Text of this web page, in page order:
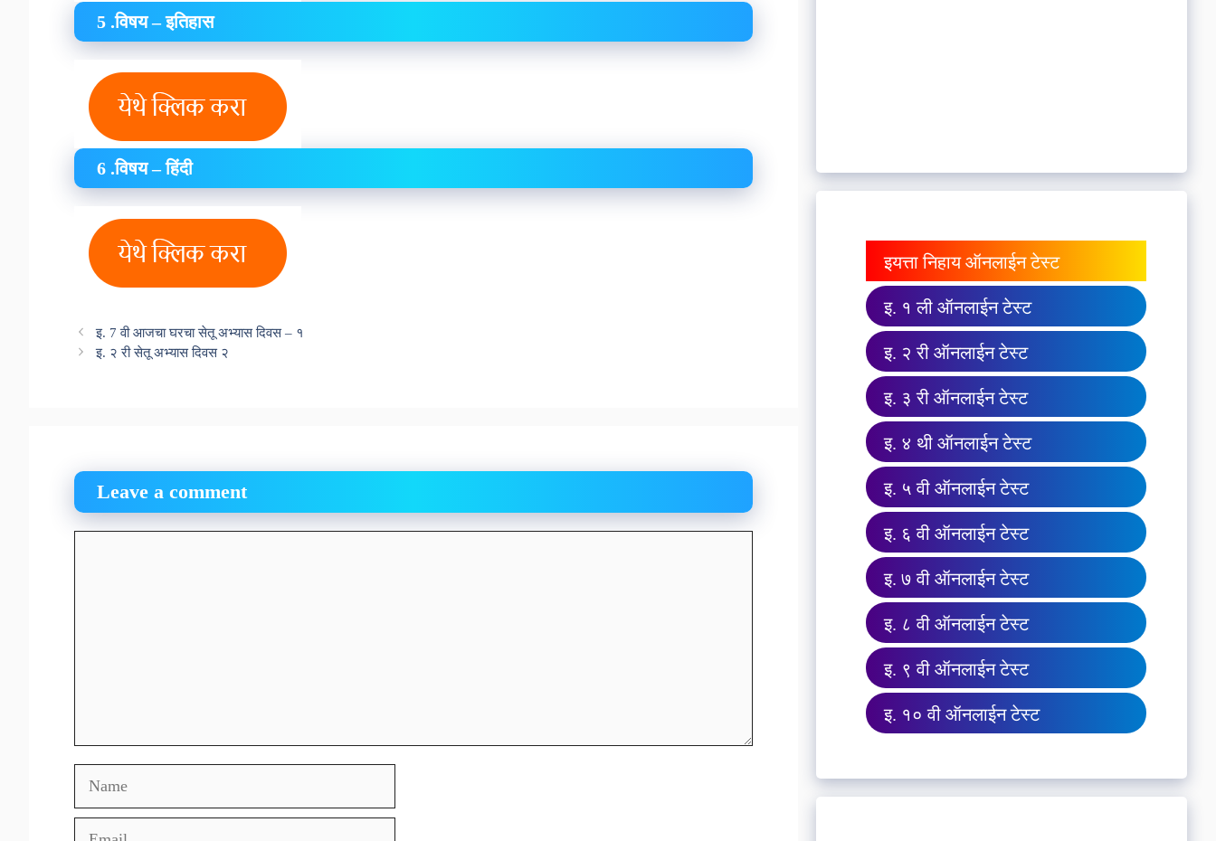
5 .विषय – इतिहास
6 .विषय – हिंदी
इ. 7 वी आजचा घरचा सेतू अभ्यास दिवस – १
इ. २ री सेतू अभ्यास दिवस २
Leave a comment
Name
Email
इयत्ता निहाय ऑनलाईन टेस्ट
इ. १ ली ऑनलाईन टेस्ट
इ. २ री ऑनलाईन टेस्ट
इ. ३ री ऑनलाईन टेस्ट
इ. ४ थी ऑनलाईन टेस्ट
इ. ५ वी ऑनलाईन टेस्ट
इ. ६ वी ऑनलाईन टेस्ट
इ. ७ वी ऑनलाईन टेस्ट
इ. ८ वी ऑनलाईन टेस्ट
इ. ९ वी ऑनलाईन टेस्ट
इ. १० वी ऑनलाईन टेस्ट